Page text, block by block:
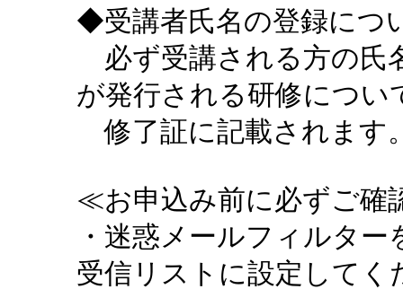
◆受講者氏名の登録につ
必ず受講される方の氏
が発行される研修につい
修了証に記載されます
≪お申込み前に必ずご確
・迷惑メールフィルタ
受信リストに設定してく